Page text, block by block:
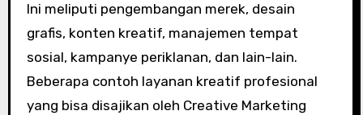
Ini meliputi pengembangan merek, desain
grafis, konten kreatif, manajemen tempat
sosial, kampanye periklanan, dan lain-lain.
Beberapa contoh layanan kreatif profesional
yang bisa disajikan oleh Creative Marketing